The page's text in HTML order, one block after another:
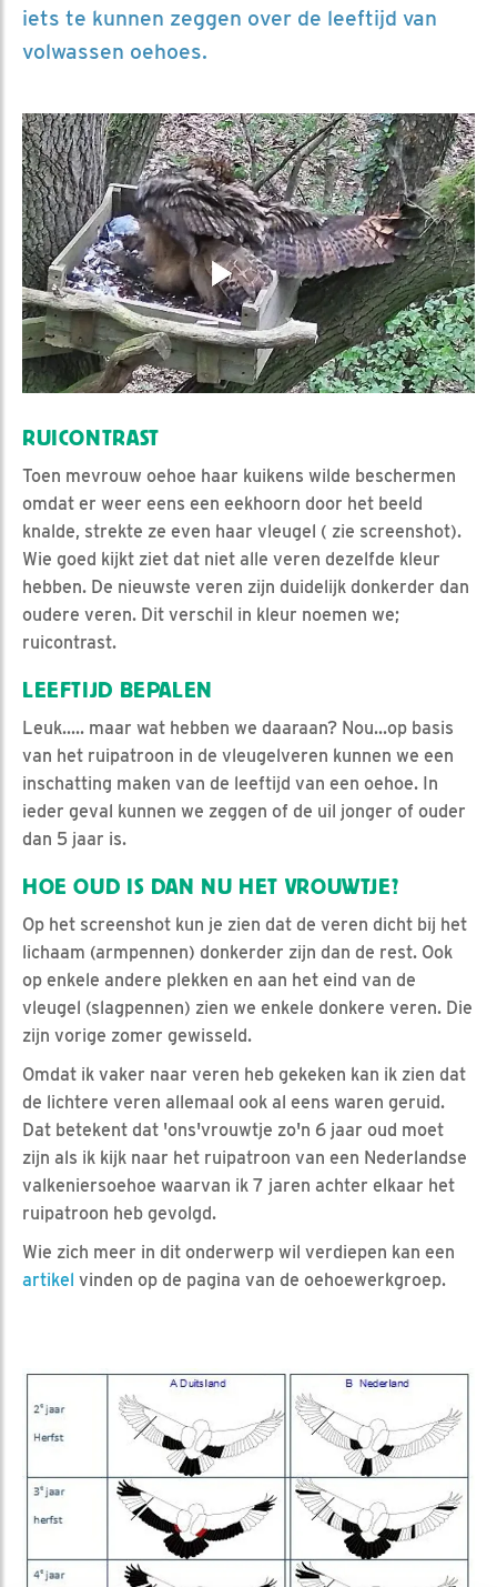
iets te kunnen zeggen over de leeftijd van
volwassen oehoes.
RUICONTRAST
Toen mevrouw oehoe haar kuikens wilde beschermen
omdat er weer eens een eekhoorn door het beeld
knalde, strekte ze even haar vleugel ( zie screenshot).
Wie goed kijkt ziet dat niet alle veren dezelfde kleur
hebben. De nieuwste veren zijn duidelijk donkerder dan
oudere veren. Dit verschil in kleur noemen we;
ruicontrast.
LEEFTIJD BEPALEN
Leuk..... maar wat hebben we daaraan? Nou...op basis
van het ruipatroon in de vleugelveren kunnen we een
inschatting maken van de leeftijd van een oehoe. In
ieder geval kunnen we zeggen of de uil jonger of ouder
dan 5 jaar is.
HOE OUD IS DAN NU HET VROUWTJE?
Op het screenshot kun je zien dat de veren dicht bij het
lichaam (armpennen) donkerder zijn dan de rest. Ook
op enkele andere plekken en aan het eind van de
vleugel (slagpennen) zien we enkele donkere veren. Die
zijn vorige zomer gewisseld.
Omdat ik vaker naar veren heb gekeken kan ik zien dat
de lichtere veren allemaal ook al eens waren geruid.
Dat betekent dat 'ons'vrouwtje zo'n 6 jaar oud moet
zijn als ik kijk naar het ruipatroon van een Nederlandse
valkeniersoehoe waarvan ik 7 jaren achter elkaar het
ruipatroon heb gevolgd.
Wie zich meer in dit onderwerp wil verdiepen kan een
artikel vinden op de pagina van de oehoewerkgroep.